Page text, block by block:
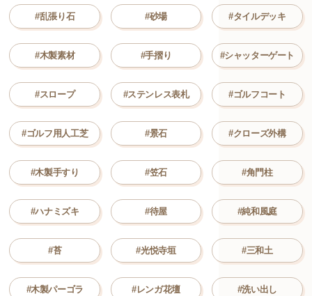
#乱張り石 #砂場 #タイルデッキ
#木製素材 #手摺り #シャッターゲート
#スロープ #ステンレス表札 #ゴルフコート
#ゴルフ用人工芝 #景石 #クローズ外構
#木製手すり #笠石 #角門柱
#ハナミズキ #待屋 #純和風庭
#苔 #光悦寺垣 #三和土
#木製パーゴラ #レンガ花壇 #洗い出し